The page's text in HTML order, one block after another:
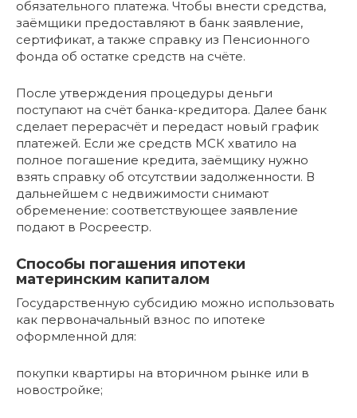
обязательного платежа. Чтобы внести средства,
заёмщики предоставляют в банк заявление,
сертификат, а также справку из Пенсионного
фонда об остатке средств на счёте.
После утверждения процедуры деньги
поступают на счёт банка-кредитора. Далее банк
сделает перерасчёт и передаст новый график
платежей. Если же средств МСК хватило на
полное погашение кредита, заёмщику нужно
взять справку об отсутствии задолженности. В
дальнейшем с недвижимости снимают
обременение: соответствующее заявление
подают в Росреестр.
Способы погашения ипотеки
материнским капиталом
Государственную субсидию можно использовать
как первоначальный взнос по ипотеке
оформленной для:
покупки квартиры на вторичном рынке или в
новостройке;